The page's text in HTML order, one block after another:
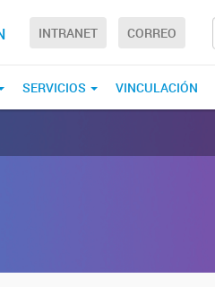
INTRANET CORREO
SERVICIOS VINCULACIÓN